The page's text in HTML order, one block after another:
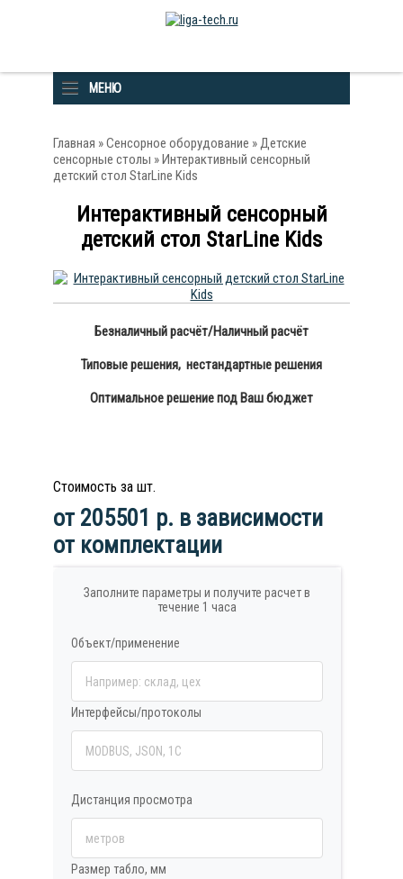
МЕНЮ
Главная »Сенсорное оборудование »Детские
сенсорные столы » Интерактивный сенсорный
детский стол StarLine Kids
Интерактивный сенсорный
детский стол StarLine Kids
Безналичный расчёт/Наличный расчёт
Типовые решения, нестандартные решения
Оптимальное решение под Ваш бюджет
Стоимость за шт.
от 205501 р. в зависимости
от комплектации
Заполните параметры и получите расчет в
течение 1 часа
Объект/применение
Интерфейсы/протоколы
Дистанция просмотра
Размер табло, мм